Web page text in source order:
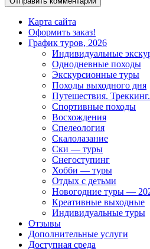
Карта сайта
Оформить заказ!
График туров, 2026
Индивидуальные
Однодневные походы
Экскурсионные туры
Походы выходного дня
Путешествия.
Спортивные походы
Восхождения
Спелеология
Скалолазание
Ски — туры
Снегоступинг
Хобби — туры
Отдых с детьми
Новогодние туры —
Креативные выходные
Индивидуальные туры
Отзывы
Дополнительные услуги
Доступная среда